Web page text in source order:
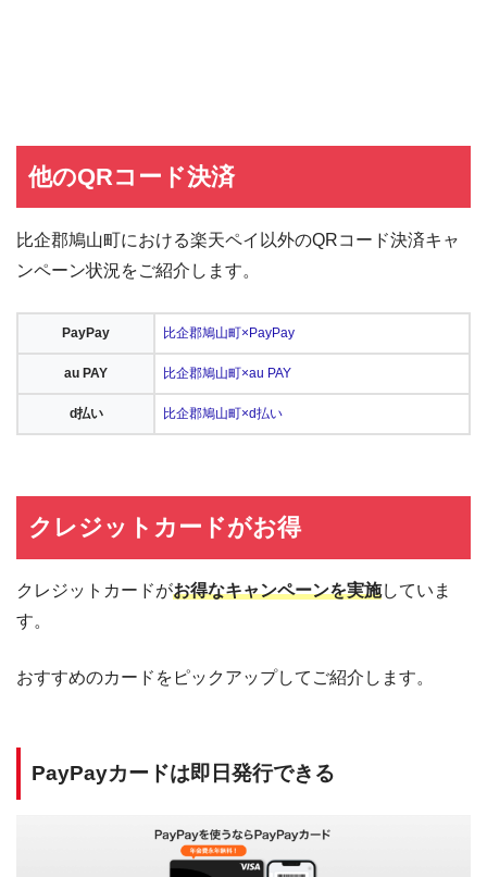
他のQRコード決済
比企郡鳩山町における楽天ペイ以外のQRコード決済キャ
ンペーン状況をご紹介します。
PayPay 比企郡鳩山町×PayPay
au PAY 比企郡鳩山町×au PAY
d払い 比企郡鳩山町×d払い
クレジットカードがお得
クレジットカードがお得なキャンペーンを実施していま
す。
おすすめのカードをピックアップしてご紹介します。
PayPayカードは即日発行できる